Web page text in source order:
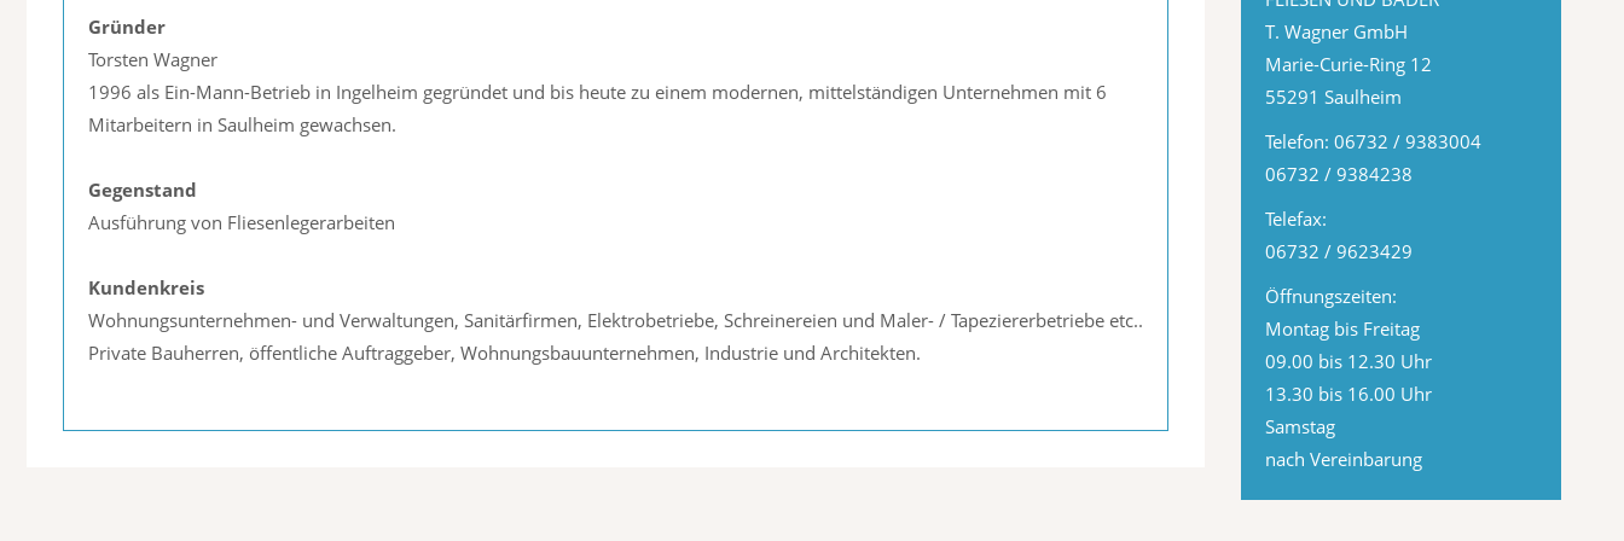
Gründer
Torsten Wagner
1996 als Ein-Mann-Betrieb in Ingelheim gegründet und bis heute zu einem modernen, mittelständigen Unternehmen mit 6
Mitarbeitern in Saulheim gewachsen.
Gegenstand
Ausführung von Fliesenlegerarbeiten
Kundenkreis
Wohnungsunternehmen- und Verwaltungen, Sanitärfirmen, Elektrobetriebe, Schreinereien und Maler- / Tapeziererbetriebe etc..
Private Bauherren, öffentliche Auftraggeber, Wohnungsbauunternehmen, Industrie und Architekten.
T. Wagner GmbH
Marie-Curie-Ring 12
55291 Saulheim
Telefon: 06732 / 9383004
06732 / 9384238
Telefax:
06732 / 9623429
Öffnungszeiten:
Montag bis Freitag
09.00 bis 12.30 Uhr
13.30 bis 16.00 Uhr
Samstag
nach Vereinbarung